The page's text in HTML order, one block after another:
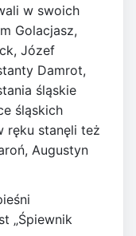
w swoich
Golacjasz,
Józef
Damrot,
śląskie
śląskich
ręku stanęli też
Augustyn
„Śpiewnik